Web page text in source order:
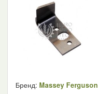
Бренд: Massey Ferguson